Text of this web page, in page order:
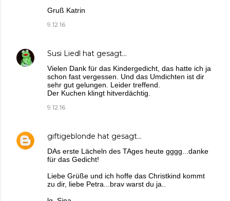
Gruß Katrin
9.12.16
Susi Liedl hat gesagt…
Vielen Dank für das Kindergedicht, das hatte ich ja
schon fast vergessen. Und das Umdichten ist dir
sehr gut gelungen. Leider treffend.
Der Kuchen klingt hitverdächtig.
9.12.16
giftigeblonde hat gesagt…
DAs erste Lächeln des TAges heute gggg...danke
für das Gedicht!
Liebe Grüße und ich hoffe das Christkind kommt
zu dir, liebe Petra...brav warst du ja..